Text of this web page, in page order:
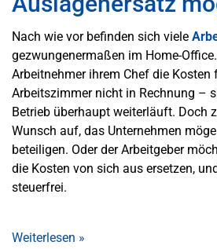
Nach wie vor befinden sich viele
gezwungenermaßen im Home-
Arbeitnehmer ihrem Chef die
Arbeitszimmer nicht in Rechnung –
Betrieb überhaupt weiterläuft. Doch
Wunsch auf, das Unternehmen
beteiligen. Oder der Arbeitgeber
die Kosten von sich aus ersetzen,
steuerfrei.
Weiterlesen »